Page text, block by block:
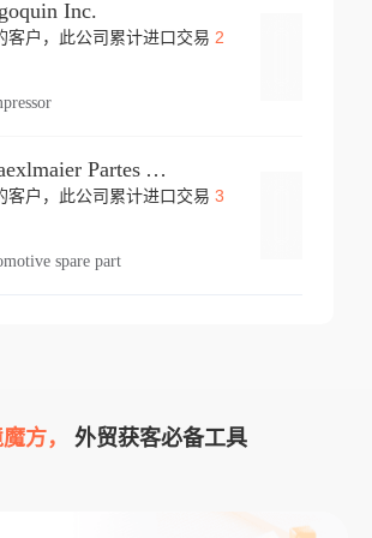
Inc.
客户，此公司累计进口交易 2
Dpm Draexlmaier Partes Automotrices Corr Ind Huejotzingo
客户，此公司累计进口交易 3
spare part
方， 外贸获客必备工具